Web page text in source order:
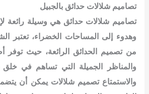
تصاميم شلالات حدائق بالجبيل
تصاميم شلالات حدائق هي وسيلة رائعة
وهدوء إلى المساحات الخضراء، تعتبر
من تصميم الحدائق الرائعة، حيث توفر
والمناظر الجميلة التي تساهم في خلق
والاستمتاعتصميم شلالات يمكن أن